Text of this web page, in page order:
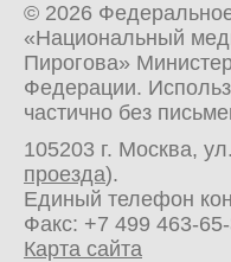
© 2026
«Национальный
Пирогова»
Федерации.
частично без
105203 г. Москва,
проезда).
Единый телефон
Факс: +7 499 463-
Карта сайта